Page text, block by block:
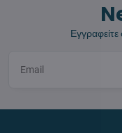
Εγγραφείτε